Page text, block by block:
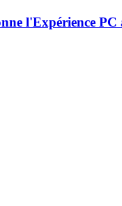
l'Expérience